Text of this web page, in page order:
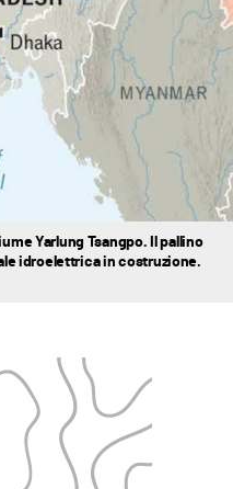
Yarlung Tsangpo. Il pallino
idroelettrica in costruzione.